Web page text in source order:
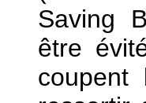
Saving
être